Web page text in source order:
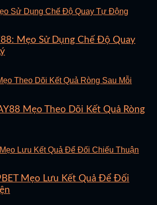
Mẹo Sử Dụng Chế Độ Quay
Mẹo Theo Dõi Kết Quả Ròng
Mẹo Lưu Kết Quả Để Đối